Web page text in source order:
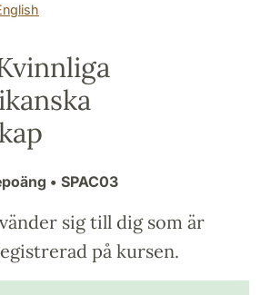
• SPAC03
sig till dig som är
på kursen.